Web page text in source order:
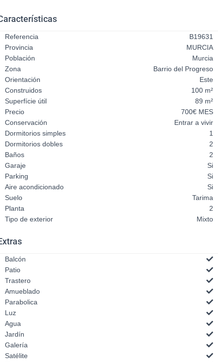
Referencia
B19631
Provincia
MURCIA
Población
Murcia
Zona
Barrio del Progreso
Orientación
Este
Construidos
100 m²
Superfície útil
89 m²
Precio
700€ MES
Conservación
Entrar a vivir
Dormitorios simples
1
Dormitorios dobles
2
Baños
2
Garaje
Si
Parking
Si
Aire acondicionado
Si
Suelo
Tarima
Planta
2
Tipo de exterior
Mixto
Balcón
Patio
Trastero
Amueblado
Parabolica
Luz
Agua
Jardín
Galería
Satélite